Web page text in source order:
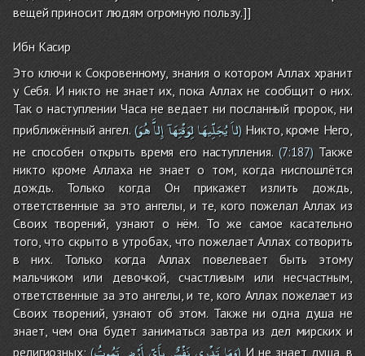
вещей приносит людям огромную пользу.]]
Ибн Касир
Это ключи к Сокровенному, знания о котором Аллах хранит
у Себя. И никто не знает их, пока Аллах не сообщит о них.
Так о наступлении Часа не ведает ни посланный пророк, ни
приближённый ангел. ( لاَيُجَلِّيهَالِوَقْتِهَآإِلاَّهُوَ )Никто, кроме Него,
не способен открыть время его наступления. (7:187)Также
никто кроме Аллаха не знает о том, когда ниспошлётся
дождь. Только когда Он прикажет излить дождь,
ответственные за это ангелы, и те, кого пожелал Аллах из
Своих творений, узнают о нём. То же самое касательно
того, что скрыто в утробах, что пожелает Аллах сотворить
в них. Только когда Аллах повелевает быть этому
мальчиком или девочкой, счастливым или несчастным,
ответственные за это ангелы, и те, кого Аллах пожелает из
Своих творений, узнают об этом. Также ни одна душа не
знает, чем она будет заниматься завтра из дел мирских и
религиозных;( ) И не знает душа, в